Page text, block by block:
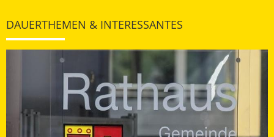
DAUERTHEMEN & INTERESSANTES